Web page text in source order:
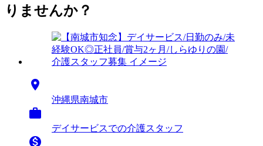
りませんか？

沖縄県南城市

デイサービスでの介護スタッフ
